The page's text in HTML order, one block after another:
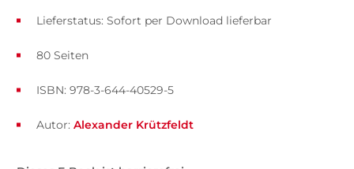
Lieferstatus: Sofort per Download lieferbar
ISBN: 978-3-644-40529-5
80 Seiten
Autor: Alexander Krützfeldt